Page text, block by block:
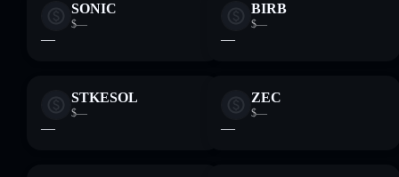
SONIC
$—
—
BIRB
$—
—
STKESOL
$—
—
ZEC
$—
—